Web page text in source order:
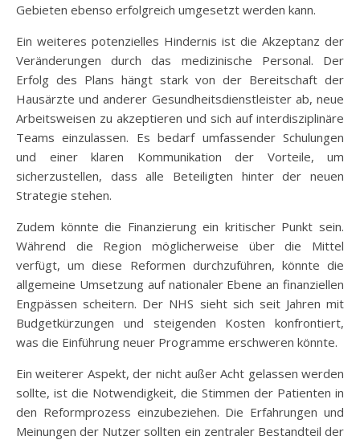
Gebieten ebenso erfolgreich umgesetzt werden kann.
Ein weiteres potenzielles Hindernis ist die Akzeptanz der
Veränderungen durch das medizinische Personal. Der
Erfolg des Plans hängt stark von der Bereitschaft der
Hausärzte und anderer Gesundheitsdienstleister ab, neue
Arbeitsweisen zu akzeptieren und sich auf interdisziplinäre
Teams einzulassen. Es bedarf umfassender Schulungen
und einer klaren Kommunikation der Vorteile, um
sicherzustellen, dass alle Beteiligten hinter der neuen
Strategie stehen.
Zudem könnte die Finanzierung ein kritischer Punkt sein.
Während die Region möglicherweise über die Mittel
verfügt, um diese Reformen durchzuführen, könnte die
allgemeine Umsetzung auf nationaler Ebene an finanziellen
Engpässen scheitern. Der NHS sieht sich seit Jahren mit
Budgetkürzungen und steigenden Kosten konfrontiert,
was die Einführung neuer Programme erschweren könnte.
Ein weiterer Aspekt, der nicht außer Acht gelassen werden
sollte, ist die Notwendigkeit, die Stimmen der Patienten in
den Reformprozess einzubeziehen. Die Erfahrungen und
Meinungen der Nutzer sollten ein zentraler Bestandteil der